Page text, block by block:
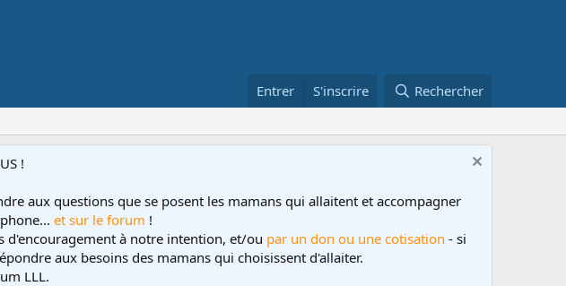
Entrer S'inscrire Rechercher
!
aux questions que se posent les mamans qui allaitent et accompagner
et sur le forum !
d'encouragement à notre intention, et/ou par un don ou une cotisation - si
aux besoins des mamans qui choisissent d'allaiter.
LLL.